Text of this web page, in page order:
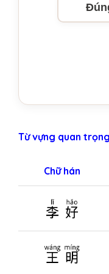
Từ vựng quan
Chữ hán
李好
王明